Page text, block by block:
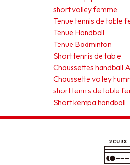
short volley femme
Tenue tennis de table
Tenue Handball
Tenue Badminton
Short tennis de table
Chaussettes handball
Chaussette volley
short tennis de table
Short kempa handball